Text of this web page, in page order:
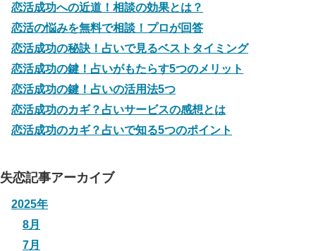
恋活成功への近道！相談の効果とは？
恋活の悩みを無料で相談！プロが回答
恋活成功の秘訣！占いで見るベストタイミング
恋活成功の鍵！占いがもたらす5つのメリット
恋活成功の鍵！占いの活用法5つ
恋活成功のカギ？占いサービスの感想とは
恋活成功のカギ？占いで知る5つのポイント
失恋記事アーカイブ
2025年
8月
7月